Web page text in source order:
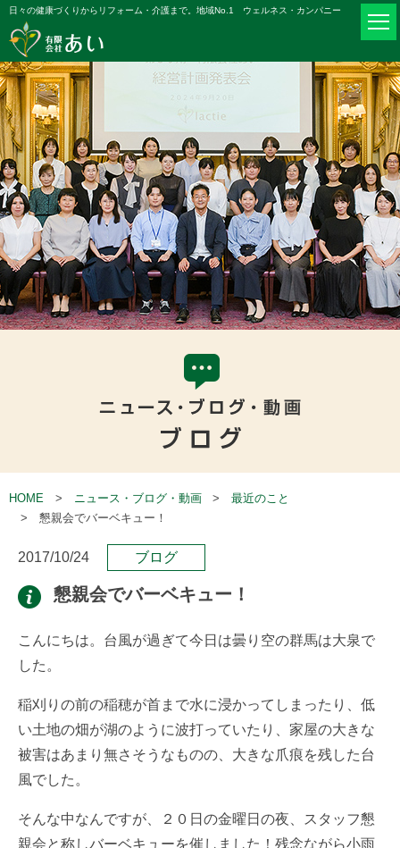
日々の健康づくりからリフォーム・介護まで。地域No.1 ウェルネス・カンパニー
HOME ニュース・ブログ・動画
最近のこと
懇親会でバーベキュー！
2017/10/24 ブログ
懇親会でバーベキュー！
こんにちは。台風が過ぎて今日は曇り空の群馬は大泉で
した。
稲刈りの前の稲穂が首まで水に浸かってしまったり、低
い土地の畑が湖のように波打っていたり、家屋の大きな
被害はあまり無さそうなものの、大きな爪痕を残した台
風でした。
そんな中なんですが、２０日の金曜日の夜、スタッフ懇
親会と称しバーベキューを催しました！残念ながら小雨